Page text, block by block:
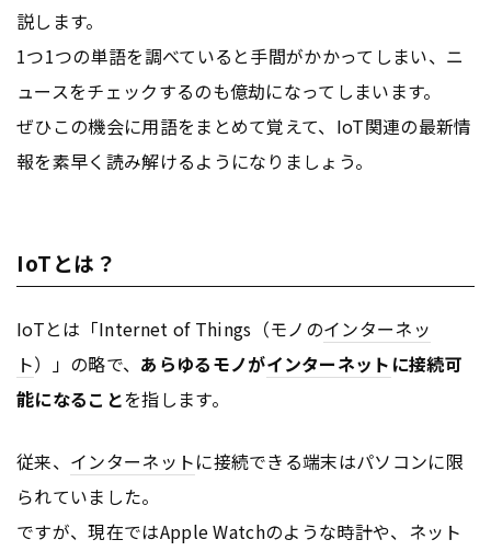
説します。
1つ1つの単語を調べていると手間がかかってしまい、ニ
ュースをチェックするのも億劫になってしまいます。
ぜひこの機会に用語をまとめて覚えて、IoT関連の最新情
報を素早く読み解けるようになりましょう。
IoTとは？
IoTとは「Internet of Things（モノのインターネッ
ト）」の略で、 あらゆるモノがインターネット に接続可
能になることを指します。
従来、 インターネットに接続できる端末はパソコンに限
られていました。
ですが、現在ではApple Watchのような時計や、ネット